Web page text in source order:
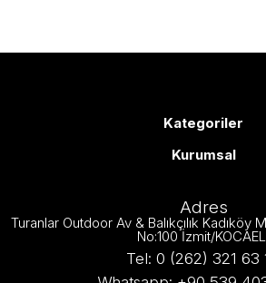
Kategoriler
Kurumsal
Adres
Turanlar Outdoor Av & Balıkçılık Kadıköy
No:100 İzmit/
Tel: 0 (262) 321 63